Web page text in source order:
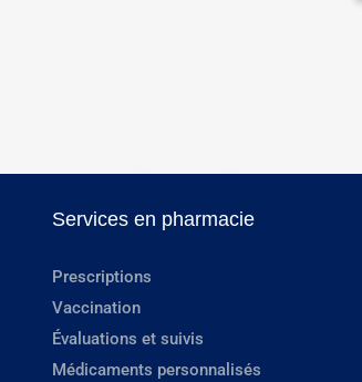
Services en pharmacie
Prescriptions
Vaccination
Évaluations et suivis
Médicaments personnalisés